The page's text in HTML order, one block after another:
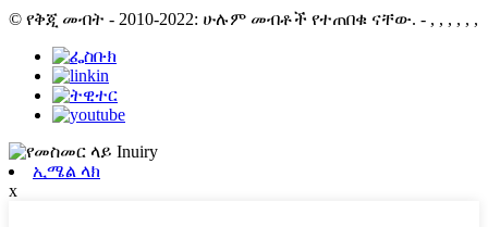
© የቅጂ መብት - 2010-2022: ሁሉም መብቶች የተጠበቁ ናቸው. - , , , , , ,
ኢሜል ላክ
x